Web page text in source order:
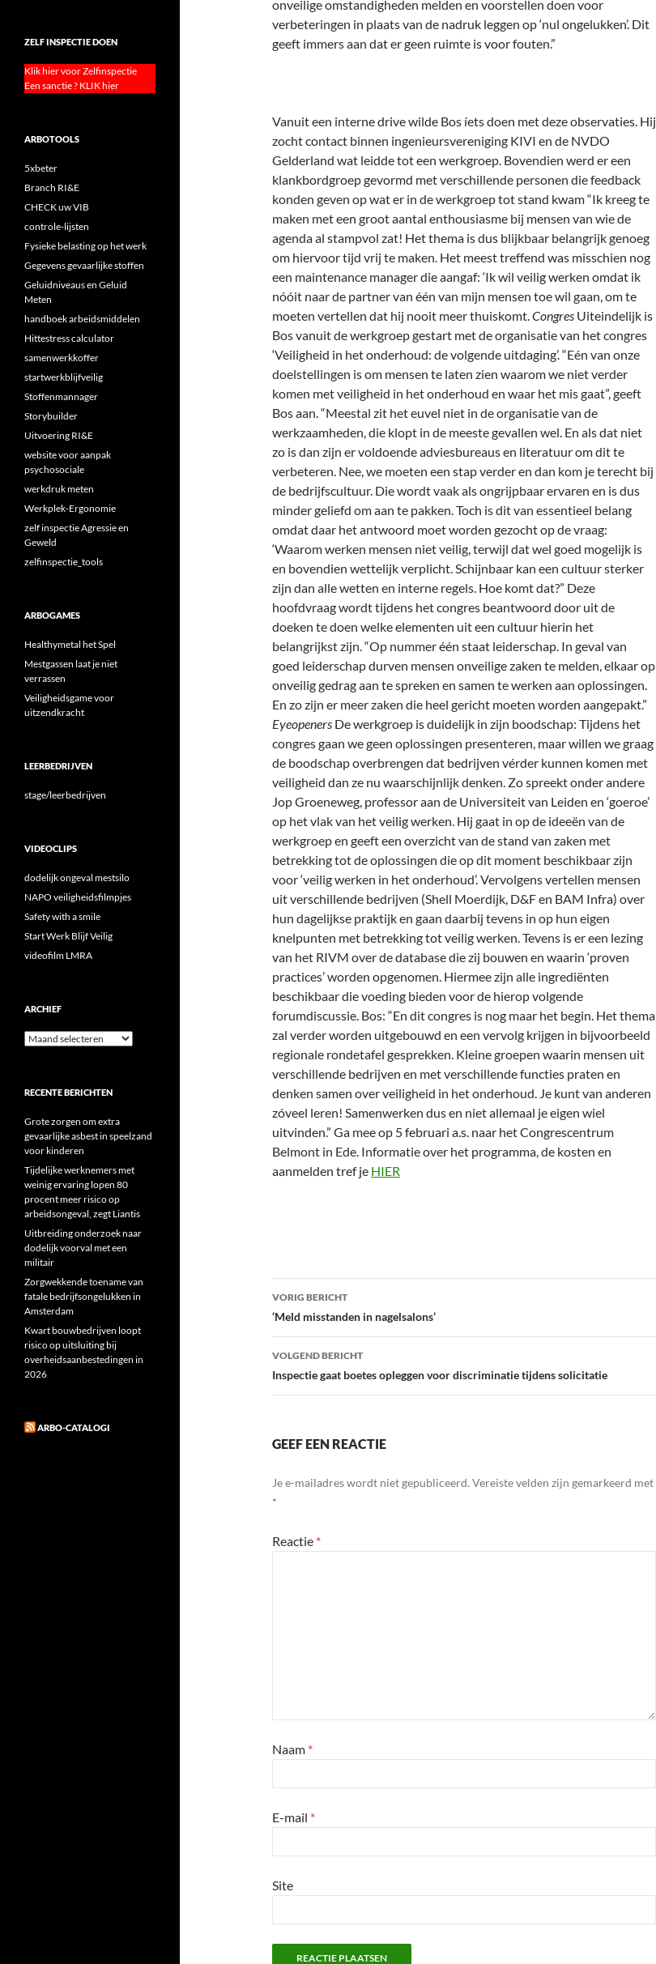
onveilige omstandigheden melden en voorstellen doen voor
verbeteringen in plaats van de nadruk leggen op ‘nul ongelukken’. Dit
geeft immers aan dat er geen ruimte is voor fouten.”
Vanuit een interne drive wilde Bos íets doen met deze observaties. Hij
zocht contact binnen ingenieursvereniging KIVI en de NVDO
Gelderland wat leidde tot een werkgroep. Bovendien werd er een
klankbordgroep gevormd met verschillende personen die feedback
konden geven op wat er in de werkgroep tot stand kwam “Ik kreeg te
maken met een groot aantal enthousiasme bij mensen van wie de
agenda al stampvol zat! Het thema is dus blijkbaar belangrijk genoeg
om hiervoor tijd vrij te maken. Het meest treffend was misschien nog
een maintenance manager die aangaf: ‘Ik wil veilig werken omdat ik
nóóit naar de partner van één van mijn mensen toe wil gaan, om te
moeten vertellen dat hij nooit meer thuiskomt.Congres Uiteindelijk is
Bos vanuit de werkgroep gestart met de organisatie van het congres
‘Veiligheid in het onderhoud: de volgende uitdaging’. “Eén van onze
doelstellingen is om mensen te laten zien waarom we niet verder
komen met veiligheid in het onderhoud en waar het mis gaat”, geeft
Bos aan. “Meestal zit het euvel niet in de organisatie van de
werkzaamheden, die klopt in de meeste gevallen wel. En als dat niet
zo is dan zijn er voldoende adviesbureaus en literatuur om dit te
verbeteren. Nee, we moeten een stap verder en dan kom je terecht bij
de bedrijfscultuur. Die wordt vaak als ongrijpbaar ervaren en is dus
minder geliefd om aan te pakken. Toch is dit van essentieel belang
omdat daar het antwoord moet worden gezocht op de vraag:
‘Waarom werken mensen niet veilig, terwijl dat wel goed mogelijk is
en bovendien wettelijk verplicht. Schijnbaar kan een cultuur sterker
zijn dan alle wetten en interne regels. Hoe komt dat?” Deze
hoofdvraag wordt tijdens het congres beantwoord door uit de
doeken te doen welke elementen uit een cultuur hierin het
belangrijkst zijn. “Op nummer één staat leiderschap. In geval van
goed leiderschap durven mensen onveilige zaken te melden, elkaar op
onveilig gedrag aan te spreken en samen te werken aan oplossingen.
En zo zijn er meer zaken die heel gericht moeten worden aangepakt.”
Eyeopeners De werkgroep is duidelijk in zijn boodschap: Tijdens het
congres gaan we geen oplossingen presenteren, maar willen we graag
de boodschap overbrengen dat bedrijven vérder kunnen komen met
veiligheid dan ze nu waarschijnlijk denken. Zo spreekt onder andere
Jop Groeneweg, professor aan de Universiteit van Leiden en ‘goeroe’
op het vlak van het veilig werken. Hij gaat in op de ideeën van de
werkgroep en geeft een overzicht van de stand van zaken met
betrekking tot de oplossingen die op dit moment beschikbaar zijn
voor ‘veilig werken in het onderhoud’. Vervolgens vertellen mensen
uit verschillende bedrijven (Shell Moerdijk, D&F en BAM Infra) over
hun dagelijkse praktijk en gaan daarbij tevens in op hun eigen
knelpunten met betrekking tot veilig werken. Tevens is er een lezing
van het RIVM over de database die zij bouwen en waarin ‘proven
practices’ worden opgenomen. Hiermee zijn alle ingrediënten
beschikbaar die voeding bieden voor de hierop volgende
forumdiscussie. Bos: “En dit congres is nog maar het begin. Het thema
zal verder worden uitgebouwd en een vervolg krijgen in bijvoorbeeld
regionale rondetafel gesprekken. Kleine groepen waarin mensen uit
verschillende bedrijven en met verschillende functies praten en
denken samen over veiligheid in het onderhoud. Je kunt van anderen
zóveel leren! Samenwerken dus en niet allemaal je eigen wiel
uitvinden.” Ga mee op 5 februari a.s. naar het Congrescentrum
Belmont in Ede. Informatie over het programma, de kosten en
aanmelden tref je HIER
Bericht
navigatie
VORIG BERICHT
‘Meld misstanden in nagelsalons’
VOLGEND BERICHT
Inspectie gaat boetes opleggen voor discriminatie tijdens solicitatie
GEEF EEN REACTIE
Je e-mailadres wordt niet gepubliceerd. Vereiste velden zijn gemarkeerd met
*
Reactie *
Naam *
E-mail *
Site
ZELF INSPECTIE DOEN
Klik hier voor Zelfinspectie
Een sanctie ? KLIK hier
ARBOTOOLS
5xbeter
Branch RI&E
CHECK uw VIB
controle-lijsten
Fysieke belasting op het werk
Gegevens gevaarlijke stoffen
Geluidniveaus en Geluid
Meten
handboek arbeidsmiddelen
Hittestress calculator
samenwerkkoffer
startwerkblijfveilig
Stoffenmannager
Storybuilder
Uitvoering RI&E
website voor aanpak
psychosociale
werkdruk meten
Werkplek-Ergonomie
zelf inspectie Agressie en
Geweld
zelfinspectie_tools
ARBOGAMES
Healthymetal het Spel
Mestgassen laat je niet
verrassen
Veiligheidsgame voor
uitzendkracht
LEERBEDRIJVEN
stage/leerbedrijven
VIDEOCLIPS
dodelijk ongeval mestsilo
NAPO veiligheidsfilmpjes
Safety with a smile
Start Werk Blijf Veilig
videofilm LMRA
ARCHIEF
Archief
RECENTE BERICHTEN
Grote zorgen om extra
gevaarlijke asbest in speelzand
voor kinderen
Tijdelijke werknemers met
weinig ervaring lopen 80
procent meer risico op
arbeidsongeval, zegt Liantis
Uitbreiding onderzoek naar
dodelijk voorval met een
militair
Zorgwekkende toename van
fatale bedrijfsongelukken in
Amsterdam
Kwart bouwbedrijven loopt
risico op uitsluiting bij
overheidsaanbestedingen in
2026
ARBO-CATALOGI